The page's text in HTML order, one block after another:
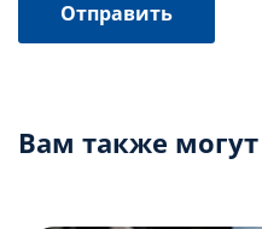
Вам также